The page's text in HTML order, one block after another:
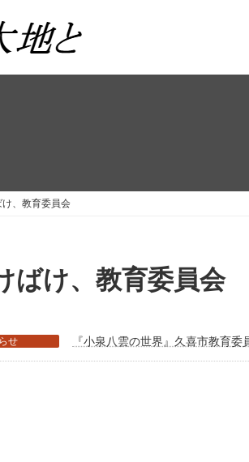
、教育委員会
ばけ、教育委員会
せ 『小泉八雲の世界』久喜市教育委